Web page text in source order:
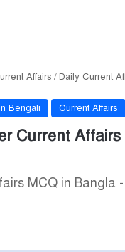
Affairs /Daily Current
Bengali Current Affairs
Current Affairs
MCQ in Bangla -